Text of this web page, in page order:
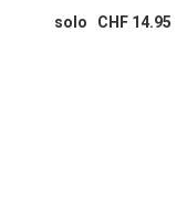
solo CHF 14.95